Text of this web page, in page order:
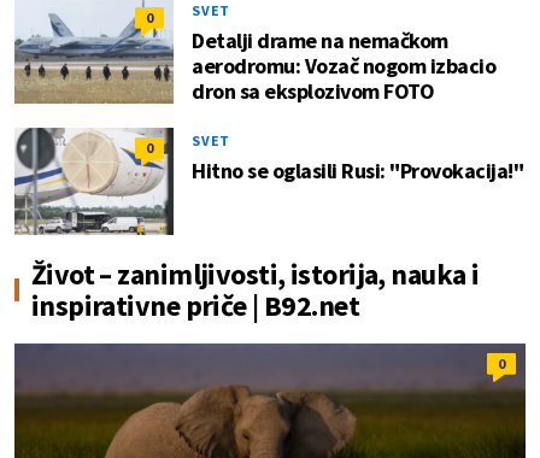
0 SVET
Detalji drame na nemačkom
aerodromu: Vozač nogom izbacio
dron sa eksplozivom FOTO
0 SVET
Hitno se oglasili Rusi: "Provokacija!"
Život – zanimljivosti, istorija, nauka i
inspirativne priče | B92.net
0